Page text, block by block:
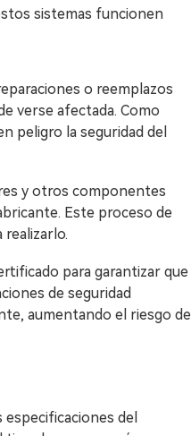
sistemas funcionen
o reemplazos
verse afectada. Como
peligro la seguridad del
y otros componentes
Este proceso de
realizarlo.
para garantizar que
de seguridad
aumentando el riesgo de
del